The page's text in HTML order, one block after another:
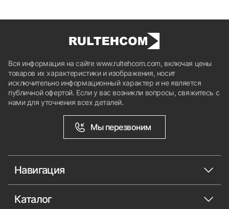
Вся информация на сайте www.rultehcom.com, включая цены
товаров их характеристики и изображения, носит
исключительно информационный характер и не является
публичной офертой. Если у вас возникли вопросы, свяжитесь с
нами для уточнения всех деталей.
Мы перезвоним
Навигация
Каталог